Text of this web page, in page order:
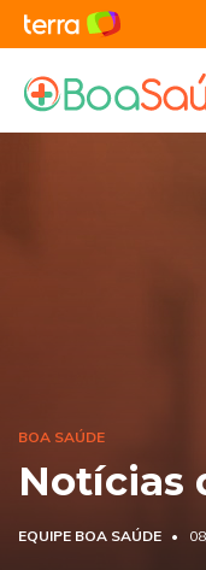
BOA SAÚDE
Notícias
EQUIPE BOA SAÚDE